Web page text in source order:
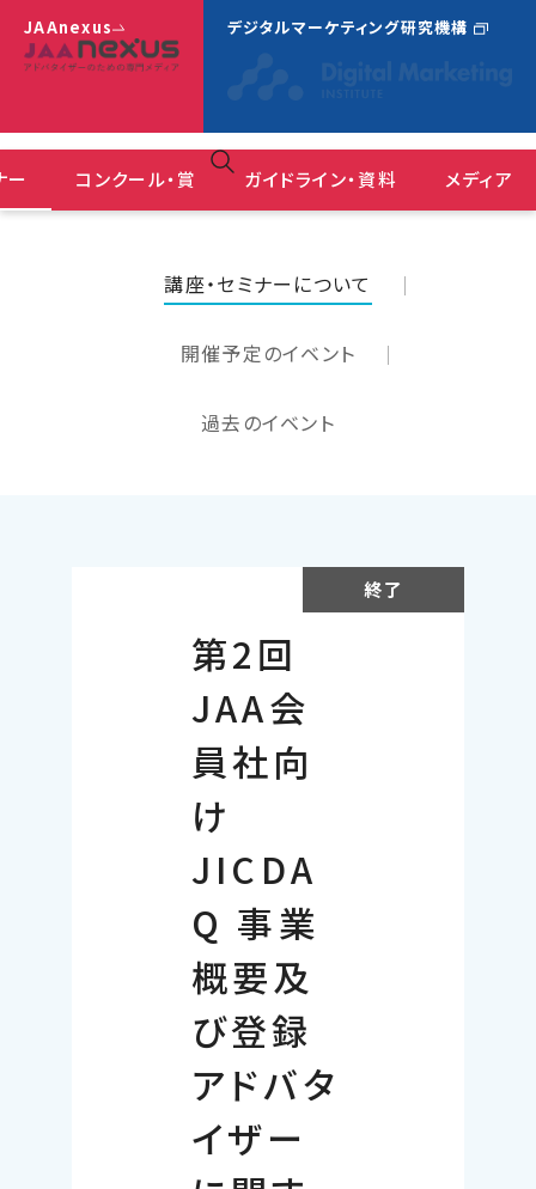
ー コンクール・賞 ガイドライン・資料 メディア
JAAnexus デジタルマーケティング研究機構
講座・セミナーについて
開催予定のイベント
過去のイベント
第2回
JAA会
員社向
け
JICDA
Q 事業
概要及
び登録
アドバタ
イザー
終了